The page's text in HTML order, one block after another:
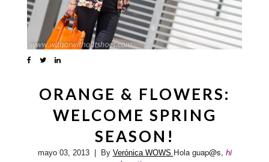
ORANGE & FLOWERS:
WELCOME SPRING
SEASON!
mayo 03, 2013| By Verónica WOWS Hola guap@s, hi